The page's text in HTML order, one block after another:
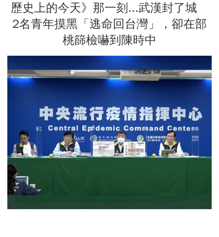
歷史上的今天》那一刻...武漢封了城
2名青年摸黑「逃命回台灣」，卻在部
桃篩檢嚇到陳時中